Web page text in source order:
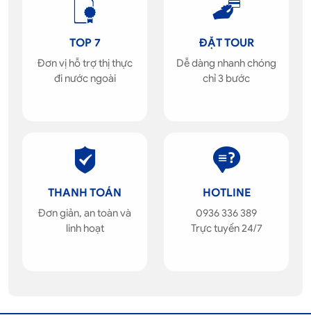
TOP 7
Đơn vị hỗ trợ thị thực
đi nước ngoài
ĐẶT TOUR
Dễ dàng nhanh chóng
chỉ 3 bước
THANH TOÁN
Đơn giản, an toàn và
linh hoạt
HOTLINE
0936 336 389
Trực tuyến 24/7